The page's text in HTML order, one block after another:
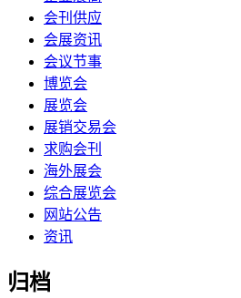
会刊供应
会展资讯
会议节事
博览会
展览会
展销交易会
求购会刊
海外展会
综合展览会
网站公告
资讯
归档